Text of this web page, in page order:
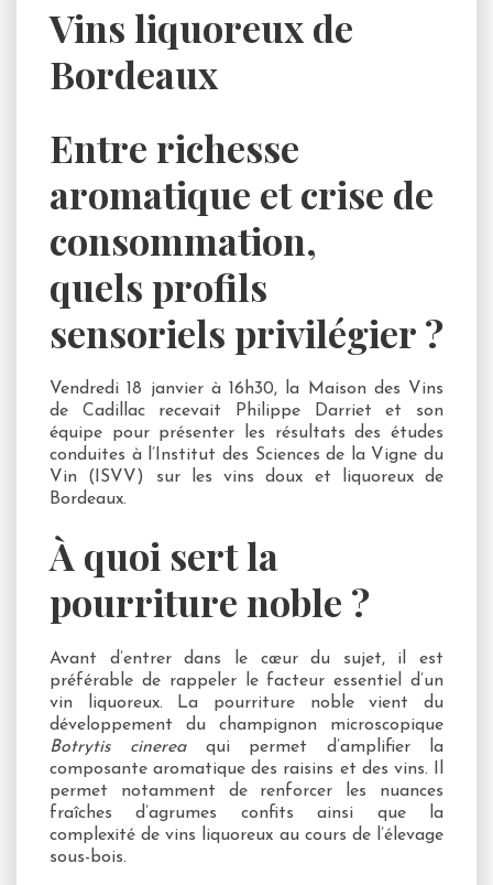
Vins liquoreux de
Bordeaux
Entre richesse
aromatique et crise de
consommation,
quels profils
sensoriels privilégier ?
Vendredi 18 janvier à 16h30, la Maison des Vins
de Cadillac recevait Philippe Darriet et son
équipe pour présenter les résultats des études
conduites à l’Institut des Sciences de la Vigne du
Vin (ISVV) sur les vins doux et liquoreux de
Bordeaux.
À quoi sert la
pourriture noble ?
Avant d’entrer dans le cœur du sujet, il est
préférable de rappeler le facteur essentiel d’un
vin liquoreux. La pourriture noble vient du
développement du champignon microscopique
Botrytis cinerea qui permet d’amplifier la
composante aromatique des raisins et des vins. Il
permet notamment de renforcer les nuances
fraîches d’agrumes confits ainsi que la
complexité de vins liquoreux au cours de l’élevage
sous-bois.